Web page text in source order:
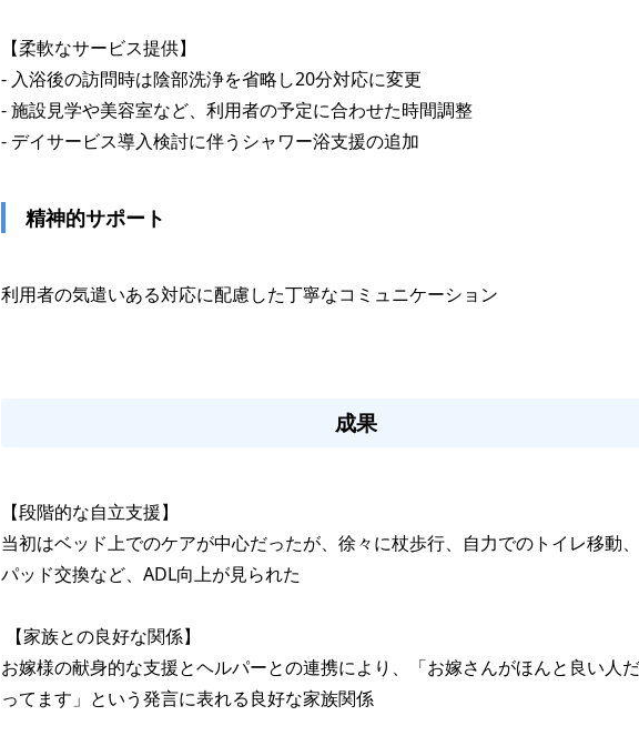
【柔軟なサービス提供】
- 入浴後の訪問時は陰部洗浄を省略し20分対応に変更
- 施設見学や美容室など、利用者の予定に合わせた時間調整
- デイサービス導入検討に伴うシャワー浴支援の追加
精神的サポート
利用者の気遣いある対応に配慮した丁寧なコミュニケーション
成果
【段階的な自立支援】
当初はベッド上でのケアが中心だったが、徐々に杖歩行、自力でのトイレ移動
パッド交換など、ADL向上が見られた
お嫁様の献身的な支援とヘルパーとの連携により、「お嫁さんがほんと良い人
ってます」という発言に表れる良好な家族関係